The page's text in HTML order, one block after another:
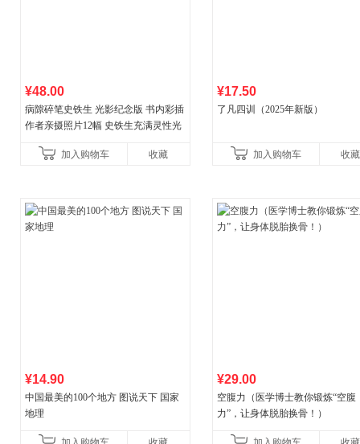
¥48.00
病隙碎笔史铁生 光影纪念版 书内彩插
作者亲摄照片12幅 史铁生充满灵性光
加入购物车
收藏
¥17.50
了凡四训（2025年新版）
加入购物车 收藏
¥14.90
中国最美的100个地方 图说天下 国家
地理
¥29.00
空腹力（医学博士教你锻炼“空腹
力”，让身体脱胎换骨！）